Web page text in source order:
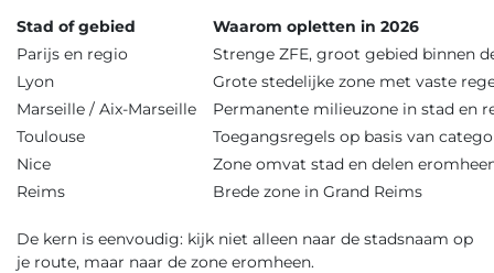
Stad of gebied
Waarom opletten in 2026
Parijs en regio
Strenge ZFE, groot gebied binnen
Lyon
Grote stedelijke zone met vaste
Marseille / Aix-Marseille
Permanente milieuzone in stad en
Toulouse
Toegangsregels op basis van
Nice
Zone omvat stad en delen
Reims
Brede zone in Grand Reims
De kern is eenvoudig: kijk niet alleen naar de stadsnaam op
je route, maar naar de zone eromheen.